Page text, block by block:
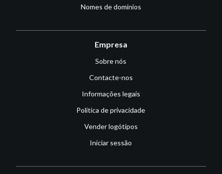
Nomes de domínios
Empresa
Sobre nós
Contacte-nos
Informações legais
Política de privacidade
Vender logótipos
Iniciar sessão